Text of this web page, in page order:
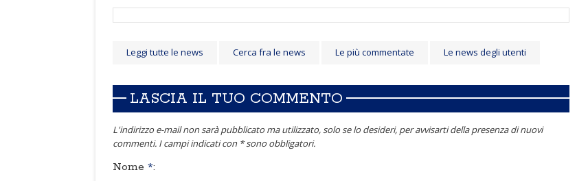
Leggi tutte le news Cerca fra le news Le più commentate Le news degli utenti
LASCIA IL TUO COMMENTO
L'indirizzo e-mail non sarà pubblicato ma utilizzato, solo se lo desideri, per avvisarti della presenza di nuovi
commenti. I campi indicati con * sono obbligatori.
Nome *: